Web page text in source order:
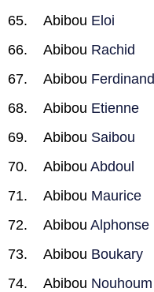
Abibou Eloi
Abibou Rachid
Abibou Ferdinand
Abibou Etienne
Abibou Saibou
Abibou Abdoul
Abibou Maurice
Abibou Alphonse
Abibou Boukary
Abibou Nouhoum